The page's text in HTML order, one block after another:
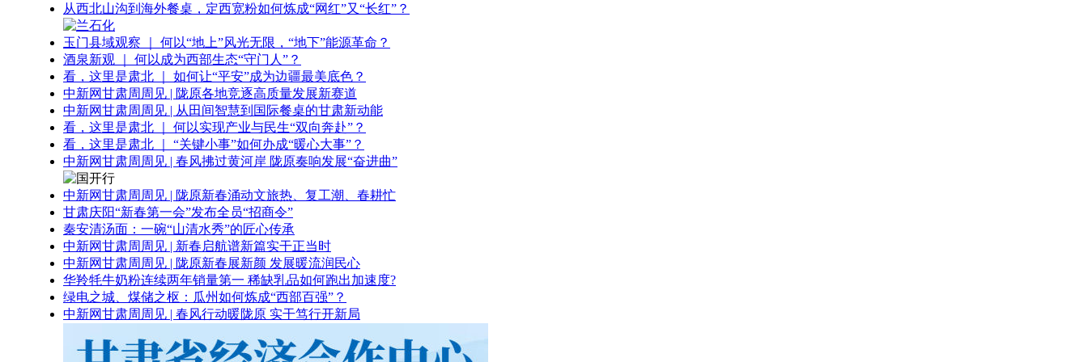
从西北山沟到海外餐桌，定西宽粉如何炼成“网红”又“长红”？
玉门县域观察 ｜ 何以“地上”风光无限，“地下”能源革命？
酒泉新观 ｜ 何以成为西部生态“守门人”？
看，这里是肃北 ｜ 如何让“平安”成为边疆最美底色？
中新网甘肃周周见 | 陇原各地竞逐高质量发展新赛道
中新网甘肃周周见 | 从田间智慧到国际餐桌的甘肃新动能
看，这里是肃北 ｜ 何以实现产业与民生“双向奔赴”？
看，这里是肃北 ｜ “关键小事”如何办成“暖心大事”？
中新网甘肃周周见 | 春风拂过黄河岸 陇原奏响发展“奋进曲”
中新网甘肃周周见 | 陇原新春涌动文旅热、复工潮、春耕忙
甘肃庆阳“新春第一会”发布全员“招商令”
秦安清汤面：一碗“山清水秀”的匠心传承
中新网甘肃周周见 | 新春启航谱新篇实干正当时
中新网甘肃周周见 | 陇原新春展新颜 发展暖流润民心
华羚牦牛奶粉连续两年销量第一 稀缺乳品如何跑出加速度?
绿电之城、煤储之枢：瓜州如何炼成“西部百强”？
中新网甘肃周周见 | 春风行动暖陇原 实干笃行开新局